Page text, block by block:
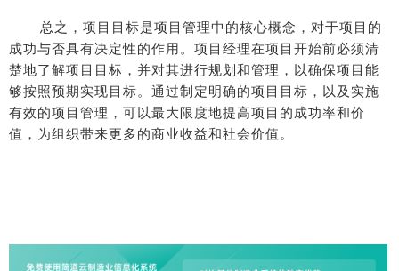
总之，项目目标是项目管理中的核心概念，对于项目的
成功与否具有决定性的作用。项目经理在项目开始前必须清
楚地了解项目目标，并对其进行规划和管理，以确保项目能
够按照预期实现目标。通过制定明确的项目目标，以及实施
有效的项目管理，可以最大限度地提高项目的成功率和价
值，为组织带来更多的商业收益和社会价值。